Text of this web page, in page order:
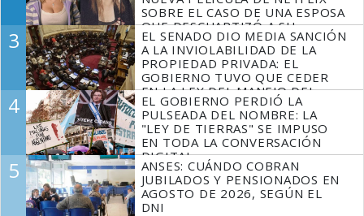
SOBRE EL CASO DE UNA ESPOSA
QUE DESCUARTIZÓ A SU
MARIDO
3
EL SENADO DIO MEDIA SANCIÓN
A LA INVIOLABILIDAD DE LA
PROPIEDAD PRIVADA: EL
GOBIERNO TUVO QUE CEDER
EN LA LEY DEL MANEJO DEL
FUEGO
4
EL GOBIERNO PERDIÓ LA
PULSEADA DEL NOMBRE: LA
"LEY DE TIERRAS" SE IMPUSO
EN TODA LA CONVERSACIÓN
DIGITAL
5
ANSES: CUÁNDO COBRAN
JUBILADOS Y PENSIONADOS EN
AGOSTO DE 2026, SEGÚN EL
DNI